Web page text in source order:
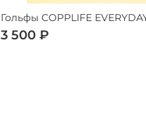
Гольфы COPPLIFE
3 500 ₽